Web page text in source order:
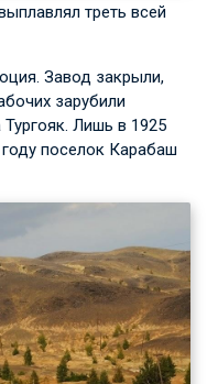
треть всей
Завод закрыли,
зарубили
Лишь в 1925
поселок Карабаш